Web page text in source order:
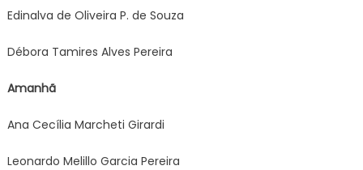
Edinalva de Oliveira P. de Souza
Débora Tamires Alves Pereira
Amanhã
Ana Cecília Marcheti Girardi
Leonardo Melillo Garcia Pereira